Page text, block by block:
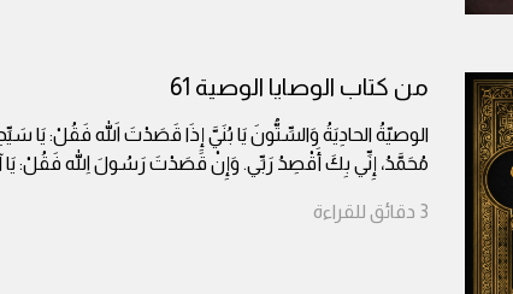
من كتاب الوصايا الوصية 61
الوصيّةُ الحادِيَةُ وَالسِّتُّونَ يَا بُنَيَّ إِذَا قَصَدْتَ اللهَ فَقُلْ: يَا
مُحَمَّدُ، إِنِّي بِكَ أَقْصِدُ رَبِّي. وَإِنْ قَصَدْتَ رَسُولَ اللهِ فَقُلْ: يَا
3 دقائق للقراءة